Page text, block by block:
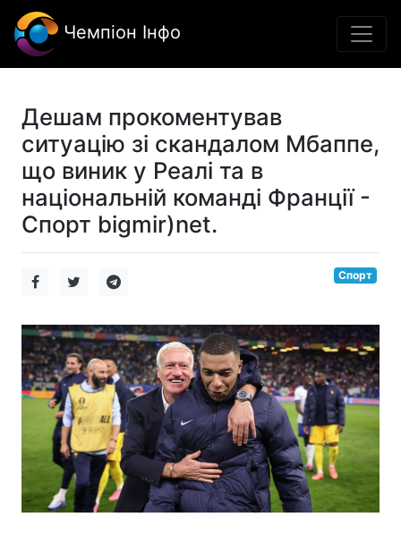
Чемпіон Інфо
Дешам прокоментував
ситуацію зі скандалом Мбаппе,
що виник у Реалі та в
національній команді Франції -
Спорт bigmir)net.
Спорт